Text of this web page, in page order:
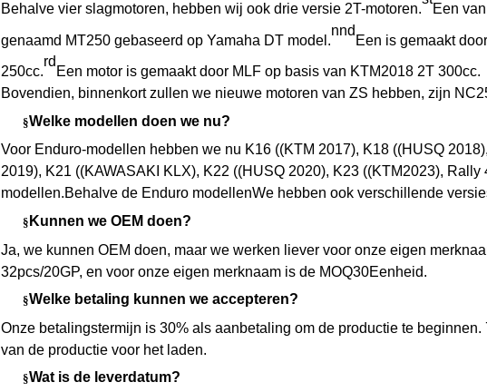
Behalve vier slagmotoren, hebben wij ook drie versie 2T-motoren. Een
genaamd MT250 gebaseerd op Yamaha DT model.
nnd
Een is gemaakt
250cc.
rd
Een motor is gemaakt door MLF op basis van KTM2018 2T 300cc.
Bovendien, binnenkort zullen we nieuwe motoren van ZS hebben, zijn
§Welke modellen doen we nu?
Voor Enduro-modellen hebben we nu K16 ((KTM 2017), K18 ((HUSQ
2019), K21 ((KAWASAKI KLX), K22 ((HUSQ 2020), K23 ((KTM2023),
modellen.Behalve de Enduro modellenWe hebben ook verschillende
§ Kunnen we OEM doen?
Ja, we kunnen OEM doen, maar we werken liever voor onze eigen
32pcs/20GP, en voor onze eigen merknaam is de MOQ30Eenheid.
§Welke betaling kunnen we accepteren?
Onze betalingstermijn is 30% als aanbetaling om de productie te
van de productie voor het laden.
§Wat is de leverdatum?